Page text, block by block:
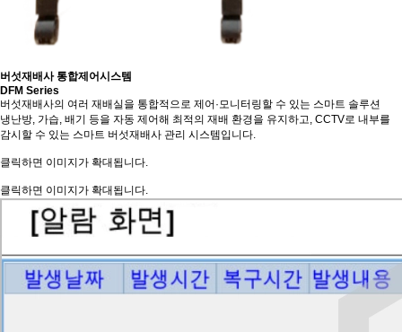
버섯재배사 통합제어시스템
DFM Series
버섯재배사의 여러 재배실을 통합적으로 제어·모니터링할 수 있는 스마트 솔루션
냉난방, 가습, 배기 등을 자동 제어해 최적의 재배 환경을 유지하고, CCTV로 내부를
감시할 수 있는 스마트 버섯재배사 관리 시스템입니다.
클릭하면 이미지가 확대됩니다.
클릭하면 이미지가 확대됩니다.